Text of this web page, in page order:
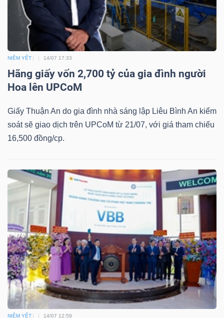
NIÊM YẾT 14/07 17:33
Hãng giấy vốn 2,700 tỷ của gia đình người
Hoa lên UPCoM
Giấy Thuận An do gia đình nhà sáng lập Liêu Bình An kiểm
soát sẽ giao dịch trên UPCoM từ 21/07, với giá tham chiếu
16,500 đồng/cp.
NIÊM YẾT 14/07 12:59
Truyền
tài
chính
Dữ
chính